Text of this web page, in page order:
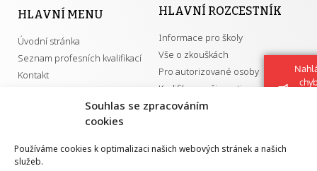
Souhlas se zpracováním
cookies
Používáme cookies k optimalizaci našich webových stránek a našich
služeb.
HLAVNÍ MENU
Úvodní stránka
Seznam profesních kvalifikací
Kontakt
HLAVNÍ ROZCESTNÍK
Informace pro školy
Vše o zkouškách
Pro autorizované osoby
Kvalifikace a živnosti
GDPR